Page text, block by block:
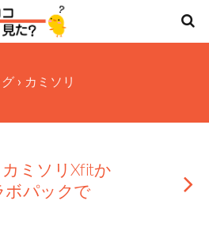
› カミソリ
ミソリXfitか
ボパックで